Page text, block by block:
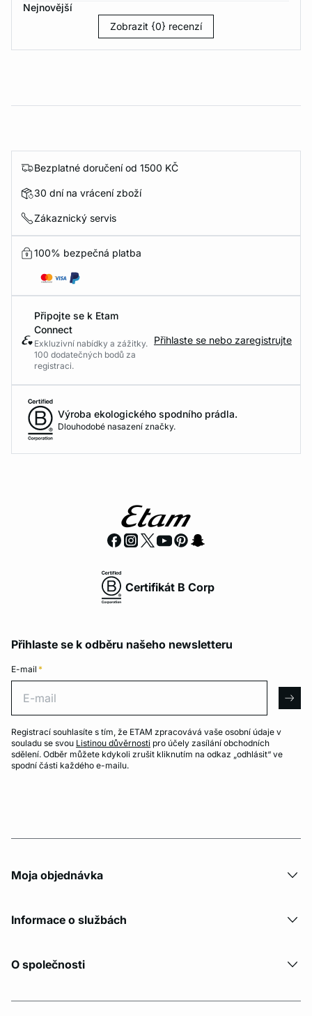
Nejnovější
Zobrazit {0} recenzí
Bezplatné doručení od 1500 KČ
30 dní na vrácení zboží
Zákaznický servis
100% bezpečná platba
Připojte se k Etam
Connect
Exkluzivní nabídky a zážitky.
100 dodatečných bodů za
registraci.
Přihlaste se nebo zaregistrujte
Výroba ekologického spodního prádla.
Dlouhodobé nasazení značky.
Certifikát B Corp
Přihlaste se k odběru našeho newsletteru
E-mail *
Registrací souhlasíte s tím, že ETAM zpracovává vaše osobní údaje v
souladu se svou Listinou důvěrnosti pro účely zasílání obchodních
sdělení. Odběr můžete kdykoli zrušit kliknutím na odkaz „odhlásit“ ve
spodní části každého e-mailu.
Moja objednávka
Informace o službách
O společnosti